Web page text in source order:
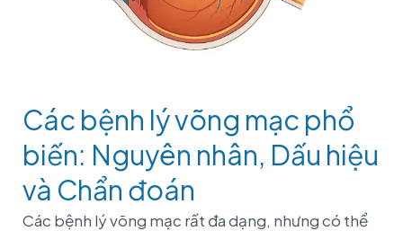
Các bệnh lý võng mạc phổ
biến: Nguyên nhân, Dấu hiệu
và Chẩn đoán
Các bệnh lý võng mạc rất đa dạng, nhưng có thể